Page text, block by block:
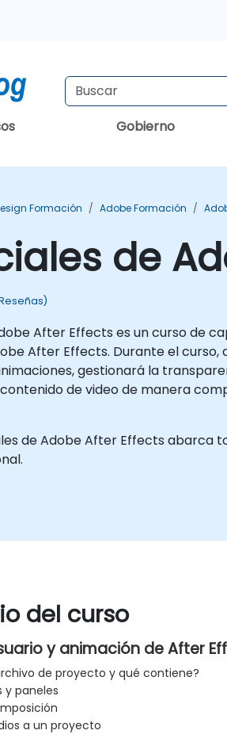
Gobierno
Formación Adobe Formación
de
After Effects es un curso de
After Effects. Durante el
gestionará la
de video de manera
de Adobe After Effects abarca
del curso
y animación de After
de proyecto y qué contiene?
y paneles
a un proyecto